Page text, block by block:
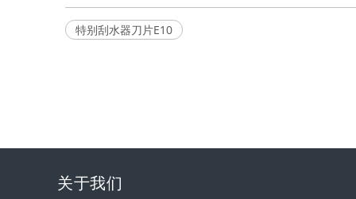
特别刮水器刀片E10
关于我们